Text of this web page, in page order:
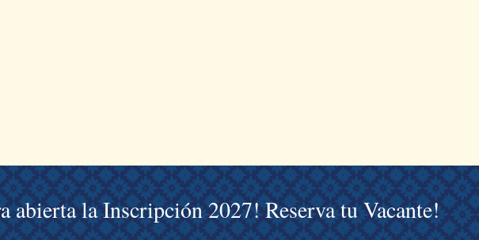
abierta la Inscripción 2027! Reserva tu Vacante!